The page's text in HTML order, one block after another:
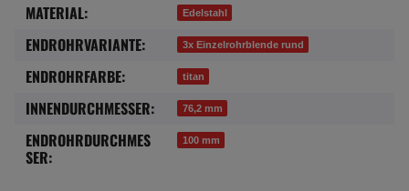
Produkteigenschaft
Wert
MATERIAL: Edelstahl
ENDROHRVARIANTE: 3x Einzelrohrblende rund
ENDROHRFARBE: titan
INNENDURCHMESSER: 76,2 mm
ENDROHRDURCHMES
SER:
100 mm